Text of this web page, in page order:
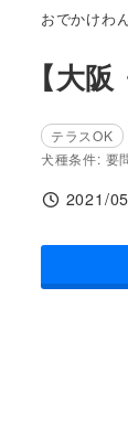
おでかけわ
【大
テラスOK
犬種条件: 要
投稿日
2021/